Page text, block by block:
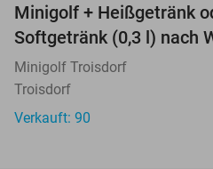
Minigolf + Heißgetränk
Softgetränk (0,3 l) nach
Minigolf Troisdorf
Troisdorf
Verkauft: 90